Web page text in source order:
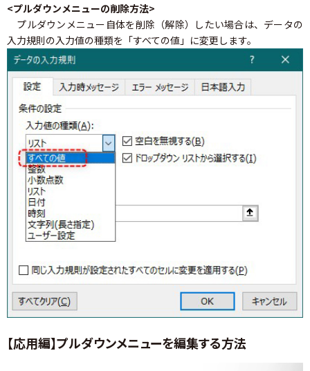
<プルダウンメニューの削除方法>
プルダウンメニュー自体を削除（解除）したい場合は、データの
入力規則の入力値の種類を「すべての値」に変更します。
【応用編】プルダウンメニューを編集する方法